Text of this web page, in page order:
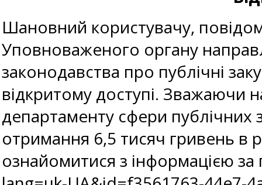
Шановний користувачу,
Уповноваженого органу
законодавства про публічні
відкритому доступі. Зважаючи
департаменту сфери публічних
отримання 6,5 тисяч гривень в
ознайомитися з інформацією